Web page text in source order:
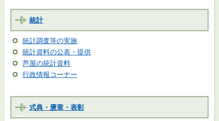
統計
統計調査等の実施
統計資料の公表・提供
芦屋の統計資料
行政情報コーナー
式典・褒章・表彰